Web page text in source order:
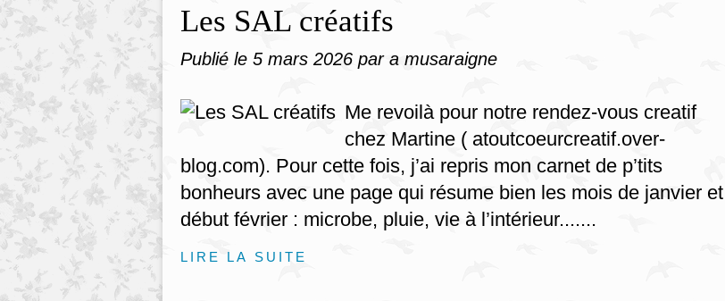
Les SAL créatifs
Publié le 5 mars 2026 par a musaraigne
Me revoilà pour notre rendez-vous creatif
chez Martine ( atoutcoeurcreatif.over-
blog.com). Pour cette fois, j’ai repris mon carnet de p’tits
bonheurs avec une page qui résume bien les mois de janvier et
début février : microbe, pluie, vie à l’intérieur.......
LIRE LA SUITE